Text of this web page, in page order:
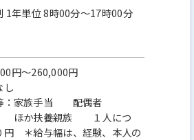
1年単位 8時00分〜17時00分
円〜260,000円
し
等：家族手当 配偶者
ほか扶養親族 １人につ
＊給与幅は、経験、本人の